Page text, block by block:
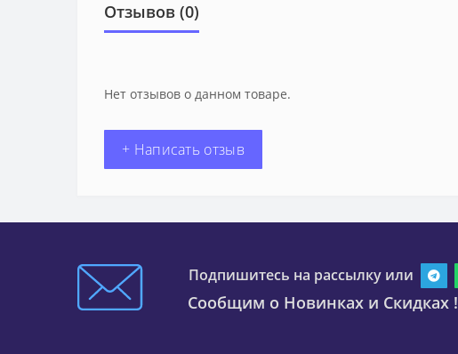
Отзывов (0)
Нет отзывов о данном товаре.
+ Написать отзыв
Подпишитесь на рассылку или
Сообщим о Новинках и Скидках !